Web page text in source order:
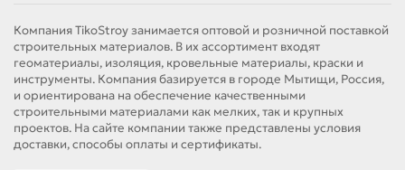
Компания TikoStroy занимается оптовой и розничной поставкой
строительных материалов. В их ассортимент входят
геоматериалы, изоляция, кровельные материалы, краски и
инструменты. Компания базируется в городе Мытищи, Россия,
и ориентирована на обеспечение качественными
строительными материалами как мелких, так и крупных
проектов. На сайте компании также представлены условия
доставки, способы оплаты и сертификаты.